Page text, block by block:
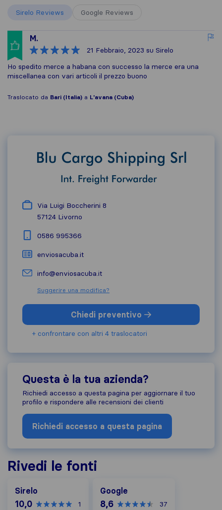
Sirelo Reviews Google Reviews
M.
21 Febbraio, 2023 su Sirelo
Ho spedito merce a habana con successo la merce era una
miscellanea con vari articoli il prezzo buono
Traslocato da Bari (Italia) a L'avana (Cuba)
Via Luigi Boccherini 8
57124 Livorno
0586 995366
enviosacuba.it
info@enviosacuba.it
Suggerire una modifica?
Chiedi preventivo
+ confrontare con altri 4 traslocatori
Questa è la tua azienda?
Richiedi accesso a questa pagina per aggiornare il tuo
profilo e rispondere alle recensioni dei clienti
Richiedi accesso a questa pagina
Rivedi le fonti
Sirelo
10,0 1
Google
8,6 37